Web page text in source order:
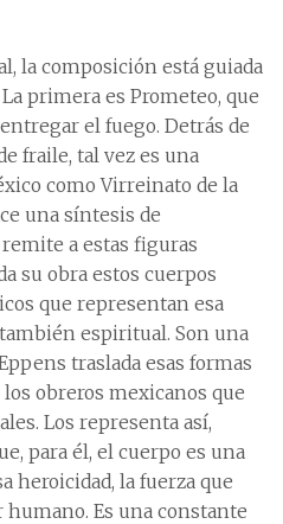
la composición está guiada
primera es Prometeo, que
el fuego. Detrás de
fraile, tal vez es una
como Virreinato de la
una síntesis de
a estas figuras
su obra estos cuerpos
que representan esa
espiritual. Son una
traslada esas formas
obreros mexicanos que
Los representa así,
para él, el cuerpo es una
heroicidad, la fuerza que
Es una constante